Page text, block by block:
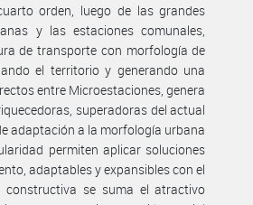
orden, luego de las grandes
y las estaciones comunales,
de transporte con morfología de
el territorio y generando una
entre Microestaciones, genera
superadoras del actual
adaptación a la morfología urbana
permiten aplicar soluciones
adaptables y expansibles con el
se suma el atractivo